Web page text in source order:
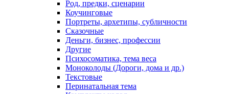
Род, предки, сценарии
Коучинговые
Портреты, архетипы, субличности
Сказочные
Деньги, бизнес, профессии
Другие
Психосоматика, тема веса
Моноколоды (Дороги, дома и др.)
Текстовые
Перинатальная тема